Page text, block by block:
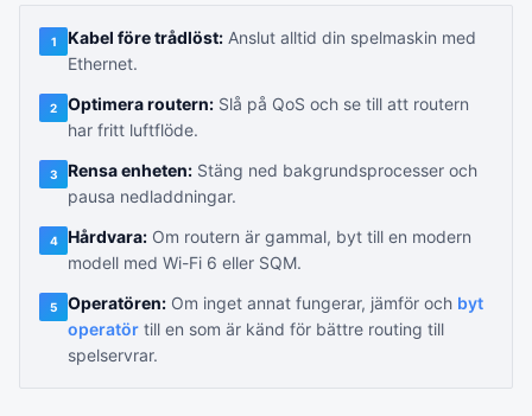
1 Kabel före trådlöst: Anslut alltid din spelmaskin med
Ethernet.
2 Optimera routern: Slå på QoS och se till att routern
har fritt luftflöde.
3 Rensa enheten: Stäng ned bakgrundsprocesser och
pausa nedladdningar.
4 Hårdvara: Om routern är gammal, byt till en modern
modell med Wi-Fi 6 eller SQM.
5 Operatören: Om inget annat fungerar, jämför och byt
operatör till en som är känd för bättre routing till
spelservrar.